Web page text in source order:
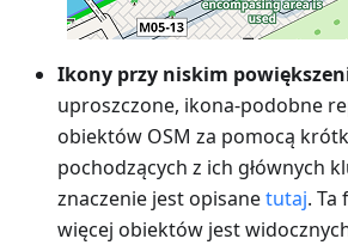
Ikony przy niskim
uproszczone, ikona-podobne
obiektów OSM za pomocą
pochodzących z ich głównych
znaczenie jest opisanetutaj. Ta
więcej obiektów jest